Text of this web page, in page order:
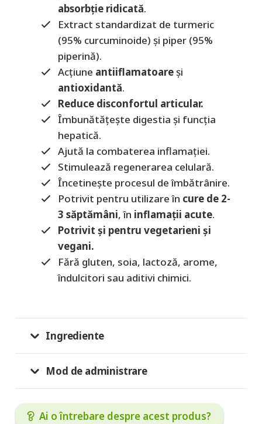
absorbție ridicată.
Extract standardizat de turmeric
(95% curcuminoide) și piper (95%
piperină).
Acțiune antiiflamatoareși
antioxidantă.
Reduce disconfortul articular.
Îmbunătățește digestia și funcția
hepatică.
Ajută la combaterea inflamației.
Stimulează regenerarea celulară.
Încetinește procesul de îmbătrânire.
Potrivit pentru utilizare în cure de 2-
3 săptămâni, în inflamații acute.
Potrivit și pentru vegetarieni și
vegani.
Fără gluten, soia, lactoză, arome,
îndulcitori sau aditivi chimici.
Ingrediente
Mod de administrare
Ai o întrebare despre acest produs?